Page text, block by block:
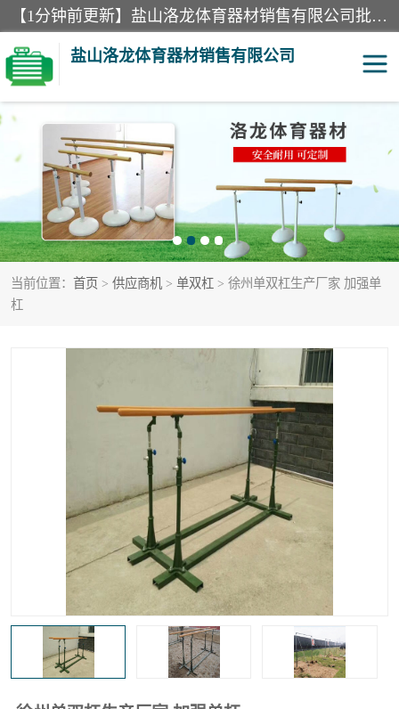
【1分钟前更新】盐山洛龙体育器材销售有限公司批量供应：300米障碍器材、400米障碍器材、部队训练器材、双杠、体操垫、舞蹈把杆等产品。盐山洛龙体育器材销售有限公司经过多年的发展，集研发，生产，销售，售后服务为一体. 奉行“质量，信誉，服务”的宗旨，以开拓创新的精神和真诚守信的态度积极进取。
盐山洛龙体育器材销售有限公司
当前位置： 首页 > 供应商机 > 单双杠 > 徐州单双杠生产厂家 加强单
杠
单双杠 舞蹈把杆
400米障碍器材 体操垫
300米障碍器材 攀爬架
塑胶跑道 400米障碍器材1